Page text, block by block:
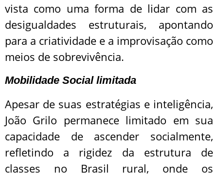
vista como uma forma de lidar com as
desigualdades estruturais, apontando
para a criatividade e a improvisação como
meios de sobrevivência.
Mobilidade Social limitada
Apesar de suas estratégias e inteligência,
João Grilo permanece limitado em sua
capacidade de ascender socialmente,
refletindo a rigidez da estrutura de
classes no Brasil rural, onde os